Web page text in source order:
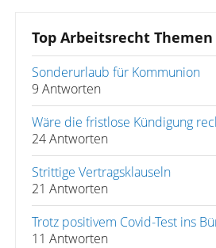
Top Arbeitsrecht Themen
Sonderurlaub für Kommunion
9 Antworten
Wäre die fristlose Kündigung
24 Antworten
Strittige Vertragsklauseln
21 Antworten
Trotz positivem Covid-Test ins
11 Antworten